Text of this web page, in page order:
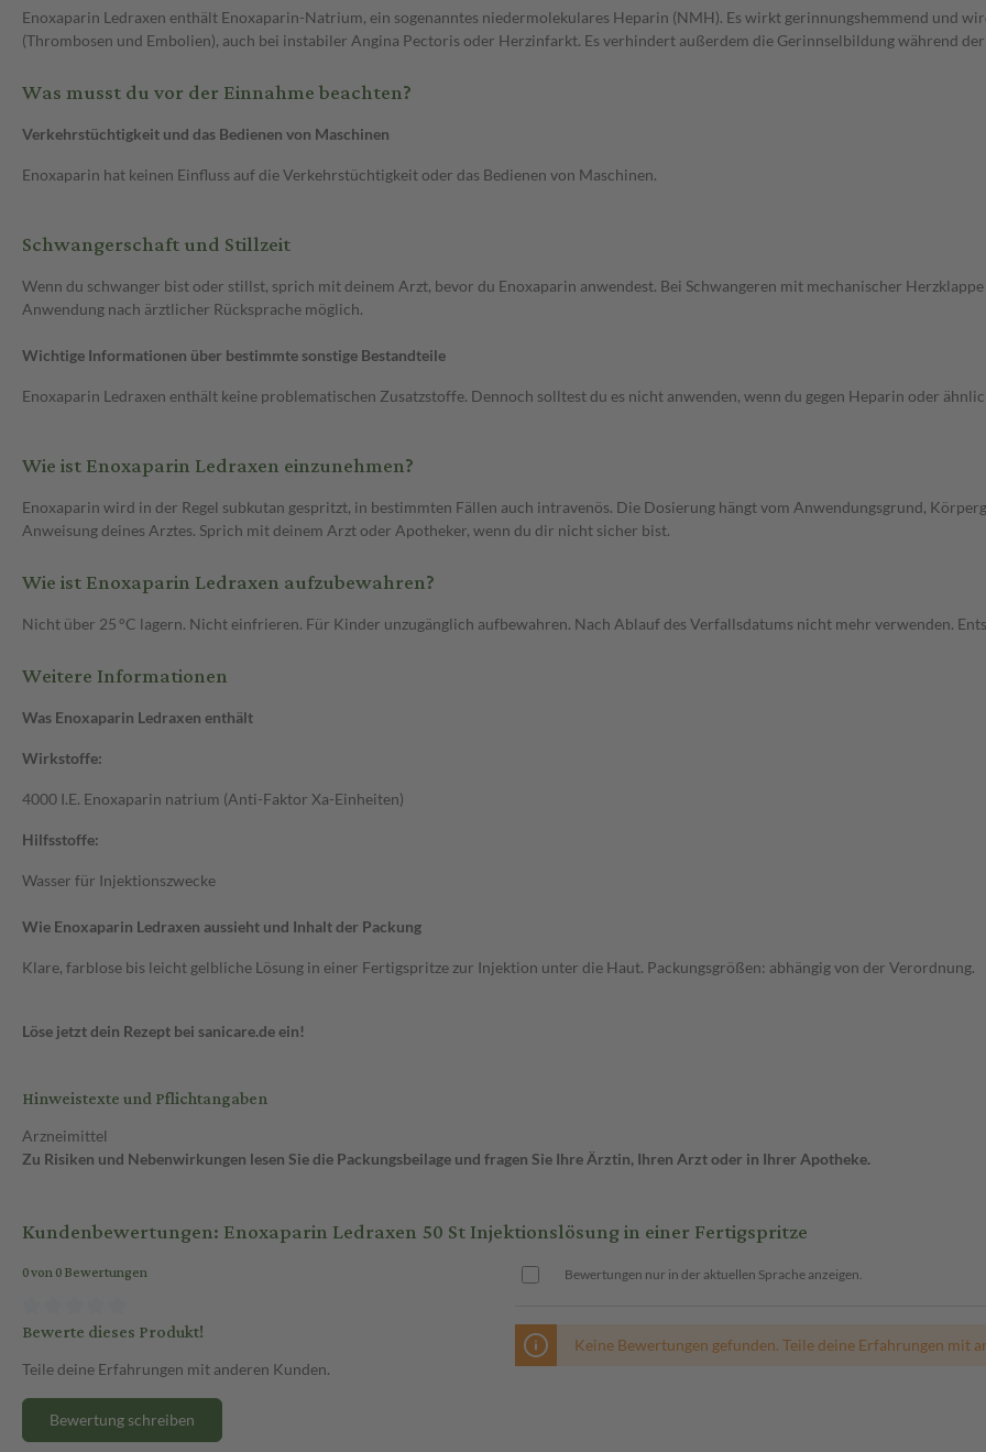
Enoxaparin Ledraxen enthält Enoxaparin-Natrium, ein sogenanntes niedermolekulares Heparin (NMH). Es wirkt gerinnungshemmend und
(Thrombosen und Embolien), auch bei instabiler Angina Pectoris oder Herzinfarkt. Es verhindert außerdem die Gerinnselbildung während
Was musst du vor der Einnahme beachten?
Verkehrstüchtigkeit und das Bedienen von Maschinen
Enoxaparin hat keinen Einfluss auf die Verkehrstüchtigkeit oder das Bedienen von Maschinen.
Schwangerschaft und Stillzeit
Wenn du schwanger bist oder stillst, sprich mit deinem Arzt, bevor du Enoxaparin anwendest. Bei Schwangeren mit mechanischer
Anwendung nach ärztlicher Rücksprache möglich.
Wichtige Informationen über bestimmte sonstige Bestandteile
Enoxaparin Ledraxen enthält keine problematischen Zusatzstoffe. Dennoch solltest du es nicht anwenden, wenn du gegen Heparin oder
Wie ist Enoxaparin Ledraxen einzunehmen?
Enoxaparin wird in der Regel subkutan gespritzt, in bestimmten Fällen auch intravenös. Die Dosierung hängt vom Anwendungsgrund,
Anweisung deines Arztes. Sprich mit deinem Arzt oder Apotheker, wenn du dir nicht sicher bist.
Wie ist Enoxaparin Ledraxen aufzubewahren?
Nicht über 25 °C lagern. Nicht einfrieren. Für Kinder unzugänglich aufbewahren. Nach Ablauf des Verfallsdatums nicht mehr verwenden.
Weitere Informationen
Was Enoxaparin Ledraxen enthält
Wirkstoffe:
4000 I.E. Enoxaparin natrium (Anti-Faktor Xa-Einheiten)
Hilfsstoffe:
Wasser für Injektionszwecke
Wie Enoxaparin Ledraxen aussieht und Inhalt der Packung
Klare, farblose bis leicht gelbliche Lösung in einer Fertigspritze zur Injektion unter die Haut. Packungsgrößen: abhängig von der Verordnung.
Löse jetzt dein Rezept bei sanicare.de ein!
Hinweistexte und Pflichtangaben
Arzneimittel
Zu Risiken und Nebenwirkungen lesen Sie die Packungsbeilage und fragen Sie Ihre Ärztin, Ihren Arzt oder in Ihrer Apotheke.
Kundenbewertungen: Enoxaparin Ledraxen 50 St Injektionslösung in einer Fertigspritze
0 von 0 Bewertungen
Bewerte dieses Produkt!
Teile deine Erfahrungen mit anderen Kunden.
Bewertung schreiben
Bewertungen nur in der aktuellen Sprache anzeigen.
Keine Bewertungen gefunden. Teile deine Erfahrungen mit